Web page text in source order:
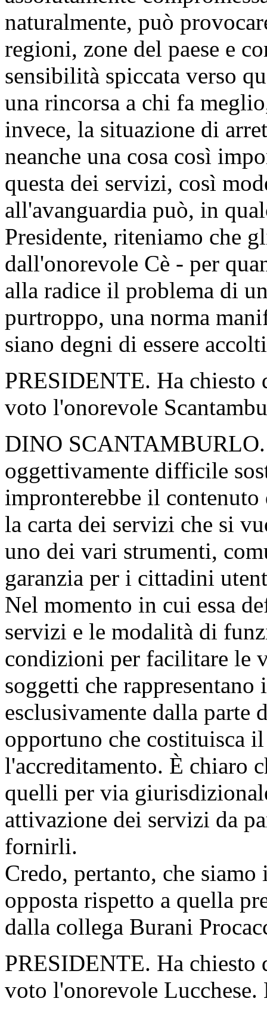
naturalmente, può
regioni, zone del paese e
sensibilità spiccata verso
una rincorsa a chi fa
invece, la situazione di
neanche una cosa così
questa dei servizi, così
all'avanguardia può, in
Presidente, riteniamo che
dall'onorevole Cè - per
alla radice il problema di
purtroppo, una norma
siano degni di essere
PRESIDENTE. Ha chiesto
voto l'onorevole
DINO SCANTAMBURLO.
oggettivamente difficile
impronterebbe il
la carta dei servizi che si
uno dei vari strumenti,
garanzia per i cittadini
Nel momento in cui essa
servizi e le modalità di
condizioni per facilitare le
soggetti che
esclusivamente dalla
opportuno che costituisca
l'accreditamento. È chiaro
quelli per via
attivazione dei servizi da
fornirli.
Credo, pertanto, che siamo
opposta rispetto a quella
dalla collega Burani
PRESIDENTE. Ha chiesto
voto l'onorevole Lucchese.